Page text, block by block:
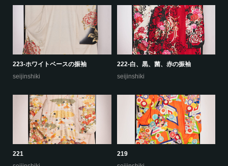
223-ホワイトベースの振袖
seijinshiki
222-白、黒、菌、赤の振袖
seijinshiki
221
219